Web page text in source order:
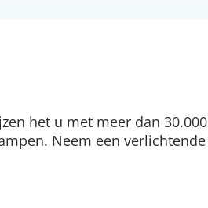
het u met meer dan 30.000
Neem een verlichtende